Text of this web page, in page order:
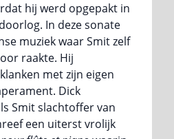
hij werd opgepakt in
In deze sonate
muziek waar Smit zelf
raakte. Hij
met zijn eigen
Dick
Smit slachtoffer van
een uiterst vrolijk